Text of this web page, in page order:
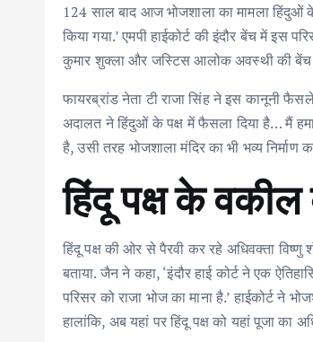
124 साल बाद आज भोजशाला का मामला हिंदुओं
किया गया.’ एमपी हाईकोर्ट की इंदौर बेंच में
कुमार शुक्ला और जस्टिस आलोक अवस्थी की
फायरब्रांड नेता टी राजा सिंह ने इस कानूनी
अदालत ने हिंदुओं के पक्ष में फैसला दिया है… मैं
है, उसी तरह भोजशाला मंदिर का भी भव्य निर्माण
हिंदू पक्ष के वकील
हिंदू पक्ष की ओर से पैरवी कर रहे अधिवक्ता
बताया. जैन ने कहा, ‘इंदौर हाई कोर्ट ने एक
परिसर को राजा भोज का माना है.’ हाईकोर्ट ने
हालांकि, अब यहां पर हिंदू पक्ष को यहां पूजा का